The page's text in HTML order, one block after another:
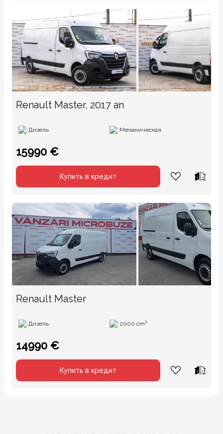
Renault Master, 2017 an
Дизель Механическая
15990 €
Купить в кредит
Renault Master
Дизель 2000 cm³
14990 €
Купить в кредит